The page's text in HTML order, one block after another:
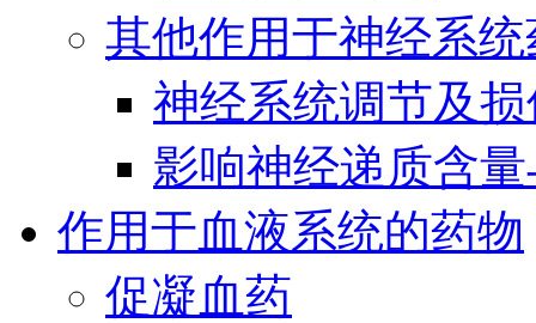
其他作用于神经系统
神经系统调节及
影响神经递质含
作用于血液系统的药物
促凝血药